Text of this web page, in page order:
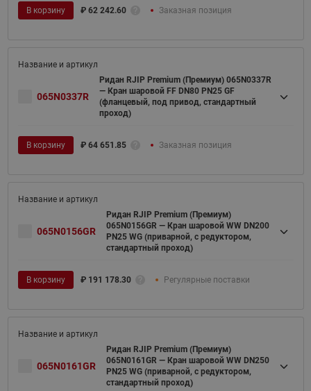
В корзину ₽ 62 242.60 Заказная позиция
065N0337R
Ридан RJIP Premium (Премиум) 065N0337R
— Кран шаровой FF DN80 PN25 GF
(фланцевый, под привод, стандартный
проход)
В корзину ₽ 64 651.85 Заказная позиция
065N0156GR
Ридан RJIP Premium (Премиум)
065N0156GR — Кран шаровой WW DN200
PN25 WG (приварной, с редуктором,
стандартный проход)
В корзину ₽ 191 178.30 Регулярные поставки
065N0161GR
Ридан RJIP Premium (Премиум)
065N0161GR — Кран шаровой WW DN250
PN25 WG (приварной, с редуктором,
стандартный проход)